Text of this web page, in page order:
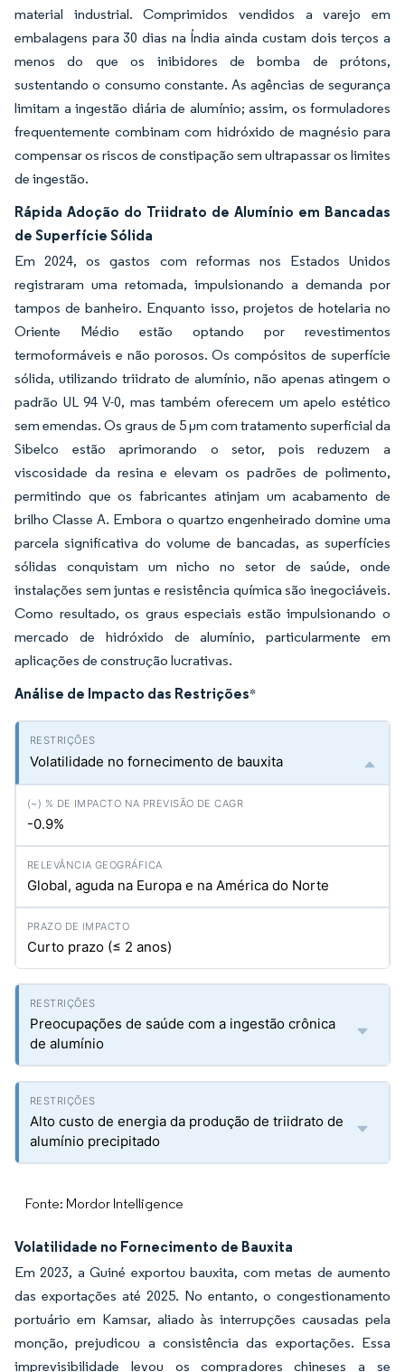
material industrial. Comprimidos vendidos a varejo em
embalagens para 30 dias na Índia ainda custam dois terços a
menos do que os inibidores de bomba de prótons,
sustentando o consumo constante. As agências de segurança
limitam a ingestão diária de alumínio; assim, os formuladores
frequentemente combinam com hidróxido de magnésio para
compensar os riscos de constipação sem ultrapassar os limites
de ingestão.
Rápida Adoção do Triidrato de Alumínio em Bancadas
de Superfície Sólida
Em 2024, os gastos com reformas nos Estados Unidos
registraram uma retomada, impulsionando a demanda por
tampos de banheiro. Enquanto isso, projetos de hotelaria no
Oriente Médio estão optando por revestimentos
termoformáveis e não porosos. Os compósitos de superfície
sólida, utilizando triidrato de alumínio, não apenas atingem o
padrão UL 94 V-0, mas também oferecem um apelo estético
sem emendas. Os graus de 5 µm com tratamento superficial da
Sibelco estão aprimorando o setor, pois reduzem a
viscosidade da resina e elevam os padrões de polimento,
permitindo que os fabricantes atinjam um acabamento de
brilho Classe A. Embora o quartzo engenheirado domine uma
parcela significativa do volume de bancadas, as superfícies
sólidas conquistam um nicho no setor de saúde, onde
instalações sem juntas e resistência química são inegociáveis.
Como resultado, os graus especiais estão impulsionando o
mercado de hidróxido de alumínio, particularmente em
aplicações de construção lucrativas.
Análise de Impacto das Restrições*
Volatilidade no fornecimento de bauxita
-0.9%
Global, aguda na Europa e na América do Norte
Curto prazo (≤ 2 anos)
Preocupações de saúde com a ingestão crônica
de alumínio
Alto custo de energia da produção de triidrato de
alumínio precipitado
Fonte: Mordor Intelligence
Volatilidade no Fornecimento de Bauxita
Em 2023, a Guiné exportou bauxita, com metas de aumento
das exportações até 2025. No entanto, o congestionamento
portuário em Kamsar, aliado às interrupções causadas pela
monção, prejudicou a consistência das exportações. Essa
imprevisibilidade levou os compradores chineses a se